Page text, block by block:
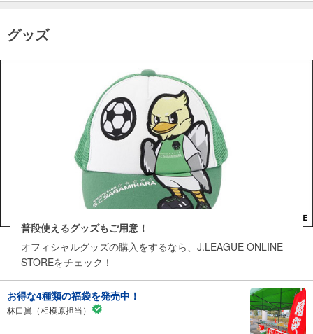
グッズ
普段使えるグッズもご用意！
オフィシャルグッズの購入をするなら、J.LEAGUE ONLINE
STOREをチェック！
お得な4種類の福袋を発売中！
林口翼（相模原担当）